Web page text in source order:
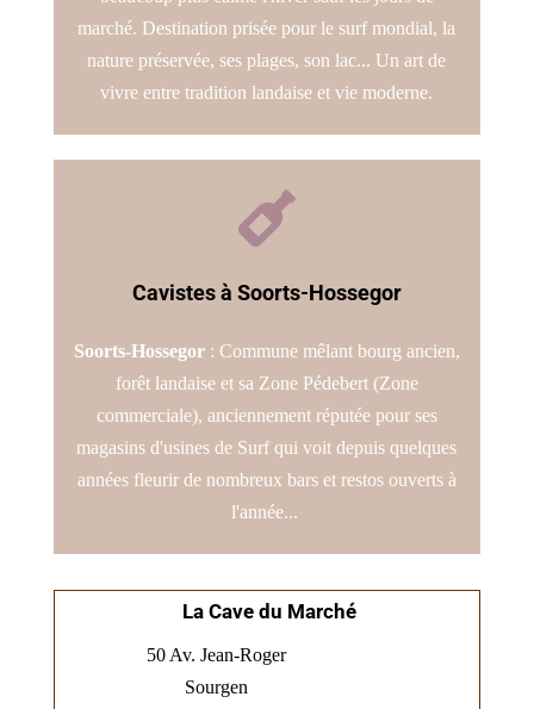
marché. Destination prisée pour le surf mondial, la
nature préservée, ses plages, son lac... Un art de
vivre entre tradition landaise et vie moderne.

Cavistes à Soorts-Hossegor
Soorts-Hossegor: Commune mêlant bourg ancien,
forêt landaise et sa Zone Pédebert (Zone
commerciale), anciennement réputée pour ses
magasins d'usines de Surf qui voit depuis quelques
années fleurir de nombreux bars et restos ouverts à
l'année...
La Cave du Marché
50 Av. Jean‑Roger
Sourgen